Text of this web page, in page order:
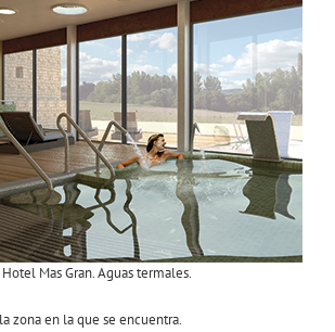
Hotel Mas Gran. Aguas termales.
zona en la que se encuentra.